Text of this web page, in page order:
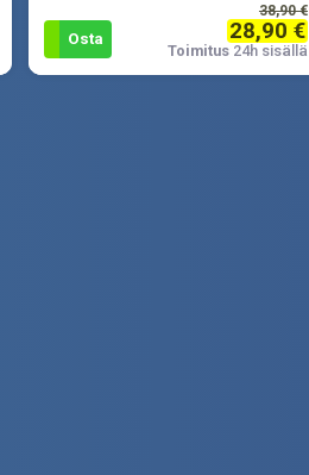
Osta
38,90 €
28,90 €
Toimitus24h sisällä